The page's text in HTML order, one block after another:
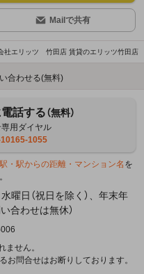
Mailで共有
社エリッツ 竹田店 賃貸のエリッツ竹田店
合わせる(無料)
話する（無料）
用ダイヤル
1055
・駅からの距離・マンション名 を
曜日（祝日を除く）、年末年
わせは無休）
せん。
問合せはお断りしております。